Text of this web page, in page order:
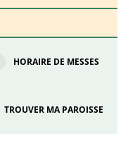
HORAIRE DE MESSES
TROUVER MA PAROISSE